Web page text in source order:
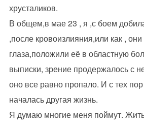
хрусталиков.
В общем,в мае 23 , я ,с боем
,после кровоизлияния,или как , они
глаза,положили её в областную
выписки, зрение продержалось с
оно все равно пропало. И с тех
началась другая жизнь.
Я думаю многие меня поймут.